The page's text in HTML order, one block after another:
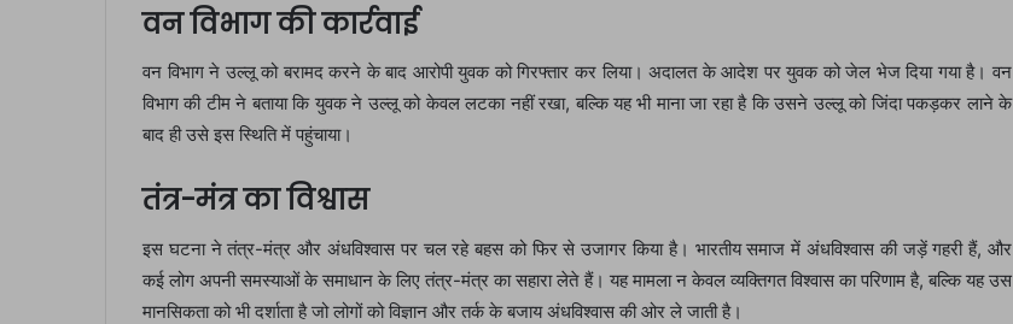
वन विभाग की कार्रवाई
वन विभाग ने उल्लू को बरामद करने के बाद आरोपी युवक को गिरफ्तार कर लिया। अदालत के आदेश पर युवक को जेल भेज दिया गया है। वन
विभाग की टीम ने बताया कि युवक ने उल्लू को केवल लटका नहीं रखा, बल्कि यह भी माना जा रहा है कि उसने उल्लू को जिंदा पकड़कर लाने के
बाद ही उसे इस स्थिति में पहुंचाया।
तंत्र-मंत्र का विश्वास
इस घटना ने तंत्र-मंत्र और अंधविश्वास पर चल रहे बहस को फिर से उजागर किया है। भारतीय समाज में अंधविश्वास की जड़ें गहरी हैं, और
कई लोग अपनी समस्याओं के समाधान के लिए तंत्र-मंत्र का सहारा लेते हैं। यह मामला न केवल व्यक्तिगत विश्वास का परिणाम है, बल्कि यह उस
मानसिकता को भी दर्शाता है जो लोगों को विज्ञान और तर्क के बजाय अंधविश्वास की ओर ले जाती है।